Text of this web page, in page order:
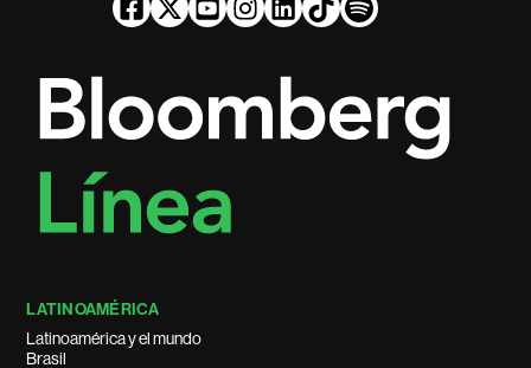
LATINOAMÉRICA
Latinoamérica y el mundo
Brasil